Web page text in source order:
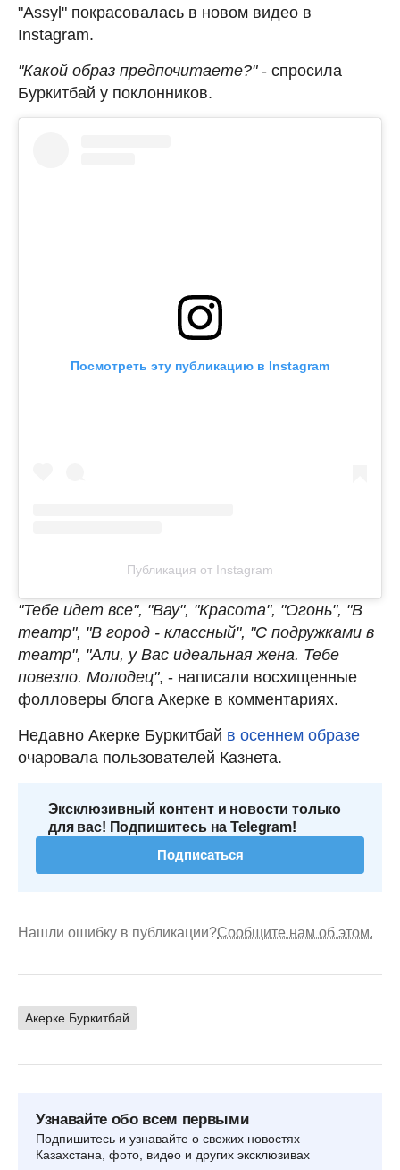
"Assyl" покрасовалась в новом видео в
Instagram.
"Какой образ предпочитаете?"- спросила
Буркитбай у поклонников.
Посмотреть эту публикацию в Instagram
Публикация от Instagram
"Тебе идет все", "Вау", "Красота", "Огонь", "В
театр", "В город - классный", "С подружками в
театр", "Али, у Вас идеальная жена. Тебе
повезло. Молодец", - написали восхищенные
фолловеры блога Акерке в комментариях.
Недавно Акерке Буркитбай в осеннем образе
очаровала пользователей Казнета.
Эксклюзивный контент и новости только
для вас! Подпишитесь на Telegram!
Подписаться
Нашли ошибку в публикации?Сообщите нам об этом.
Акерке Буркитбай
Узнавайте обо всем первыми
Подпишитесь и узнавайте о свежих новостях
Казахстана, фото, видео и других эксклюзивах